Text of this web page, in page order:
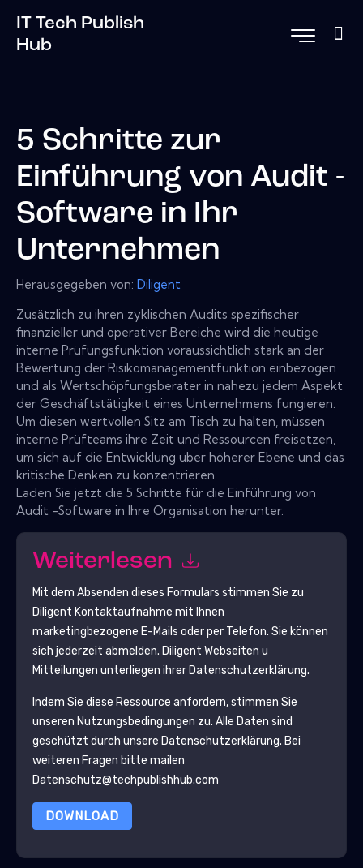
IT Tech Publish
Hub
5 Schritte zur
Einführung von Audit -
Software in Ihr
Unternehmen
Herausgegeben von: Diligent
Zusätzlich zu ihren zyklischen Audits spezifischer
finanzieller und operativer Bereiche wird die heutige
interne Prüfungsfunktion voraussichtlich stark an der
Bewertung der Risikomanagementfunktion einbezogen
und als Wertschöpfungsberater in nahezu jedem Aspekt
der Geschäftstätigkeit eines Unternehmens fungieren.
Um diesen wertvollen Sitz am Tisch zu halten, müssen
interne Prüfteams ihre Zeit und Ressourcen freisetzen,
um sich auf die Entwicklung über höherer Ebene und das
kritische Denken zu konzentrieren.
Laden Sie jetzt die 5 Schritte für die Einführung von
Audit -Software in Ihre Organisation herunter.
Weiterlesen
Mit dem Absenden dieses Formulars stimmen Sie zu
Diligent Kontaktaufnahme mit Ihnen
marketingbezogene E-Mails oder per Telefon. Sie können
sich jederzeit abmelden. Diligent Webseiten u
Mitteilungen unterliegen ihrer Datenschutzerklärung.
Indem Sie diese Ressource anfordern, stimmen Sie
unseren Nutzungsbedingungen zu. Alle Daten sind
geschützt durch unsere Datenschutzerklärung. Bei
weiteren Fragen bitte mailen
Datenschutz@techpublishhub.com
DOWNLOAD